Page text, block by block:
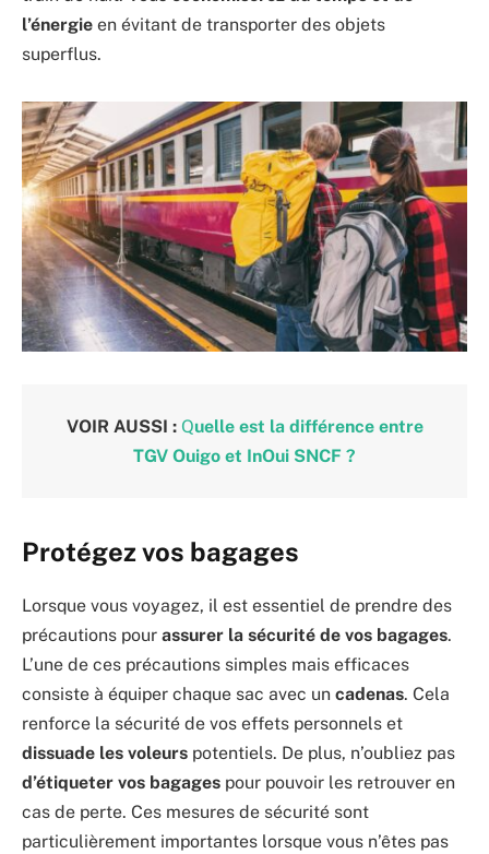
l’énergie en évitant de transporter des objets
superflus.
VOIR AUSSI : Quelle est la différence entre
TGV Ouigo et InOui SNCF ?
Protégez vos bagages
Lorsque vous voyagez, il est essentiel de prendre des
précautions pour assurer la sécurité de vos bagages.
L’une de ces précautions simples mais efficaces
consiste à équiper chaque sac avec un cadenas. Cela
renforce la sécurité de vos effets personnels et
dissuade les voleurs potentiels. De plus, n’oubliez pas
d’étiqueter vos bagages pour pouvoir les retrouver en
cas de perte. Ces mesures de sécurité sont
particulièrement importantes lorsque vous n’êtes pas